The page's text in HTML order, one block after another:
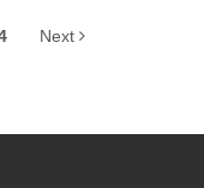
Next